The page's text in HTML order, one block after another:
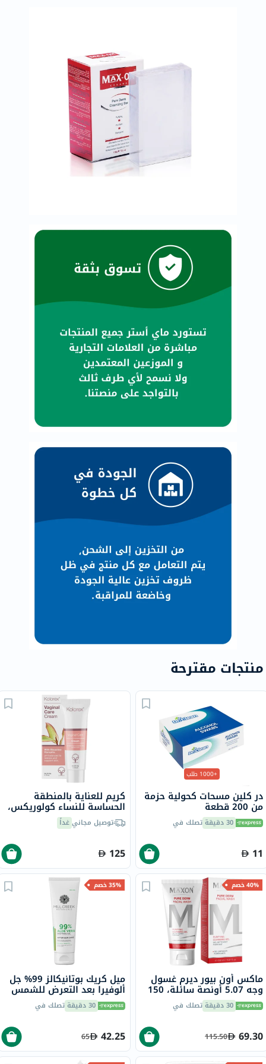
منتجات مقترحة
+1000 طلب
در كلين مسحات كحولية حزمة
من 200 قطعة
30 دقيقة تصلك في
11
كريم للعناية بالمنطقة
الحساسة للنساء كولوريكس،
50 جرامتوصيل مجانيغداً
125
40% خصم
ماكس أون بيور ديرم غسول
وجه 5.07 أونصة سائلة، 150
مل 30 دقيقة تصلك في
69.30
115.50
35% خصم
ميل كريك بوتانيكالز 99% جل
ألوفيرا بعد التعرض للشمس
236 مل 30 دقيقة تصلك في
42.25
65